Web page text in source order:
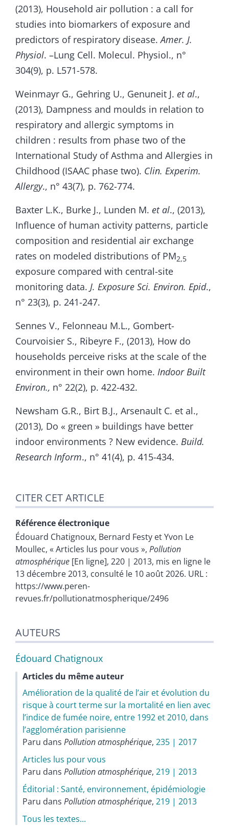
(2013), Household air pollution : a call for
studies into biomarkers of exposure and
predictors of respiratory disease.Amer. J.
Physiol. –Lung Cell. Molecul. Physiol., n°
304(9), p. L571-578.
Weinmayr G., Gehring U., Genuneit J. et al.,
(2013), Dampness and moulds in relation to
respiratory and allergic symptoms in
children : results from phase two of the
International Study of Asthma and Allergies in
Childhood (ISAAC phase two). Clin. Experim.
Allergy., n° 43(7), p. 762-774.
Baxter L.K., Burke J., Lunden M. et al., (2013),
Influence of human activity patterns, particle
composition and residential air exchange
rates on modeled distributions of PM2,5
exposure compared with central-site
monitoring data. J. Exposure Sci. Environ. Epid.,
n° 23(3), p. 241-247.
Sennes V., Felonneau M.L., Gombert-
Courvoisier S., Ribeyre F., (2013), How do
households perceive risks at the scale of the
environment in their own home. Indoor Built
Environ., n° 22(2), p. 422-432.
Newsham G.R., Birt B.J., Arsenault C. et al.,
(2013), Do « green » buildings have better
indoor environments ? New evidence. Build.
Research Inform., n° 41(4), p. 415-434.
CITER CET ARTICLE
Référence électronique
Édouard Chatignoux, Bernard Festy etYvon Le
Moullec, « Articles lus pour vous », Pollution
atmosphérique [En ligne], 220 | 2013, mis en ligne le
13 décembre 2013, consulté le 10 août 2026. URL :
https://www.peren-
revues.fr/pollutionatmospherique/2496
AUTEURS
Édouard Chatignoux
Articles du même auteur
Amélioration de la qualité de l’air et évolution du
risque à court terme sur la mortalité en lien avec
l’indice de fumée noire, entre 1992 et 2010, dans
l’agglomération parisienne
Paru dans Pollution atmosphérique, 235 | 2017
Articles lus pour vous
Paru dans Pollution atmosphérique, 219 | 2013
Éditorial : Santé, environnement, épidémiologie
Paru dans Pollution atmosphérique, 219 | 2013
Tous les textes...